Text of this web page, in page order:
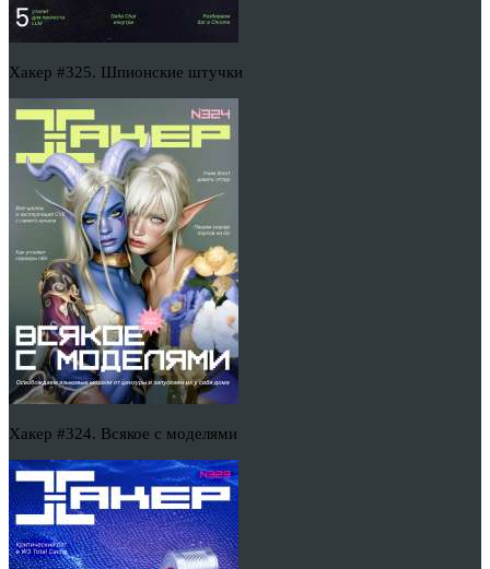
Хакер #325. Шпионские штучки
Хакер #324. Всякое с моделями